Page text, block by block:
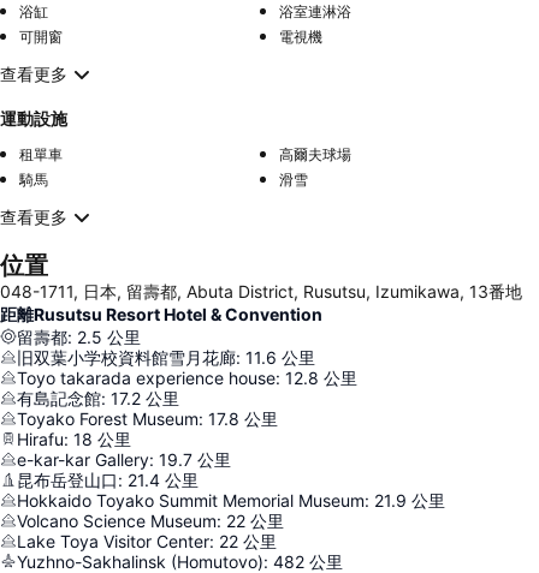
浴缸
浴室連淋浴
可開窗
電視機
查看更多
運動設施
租單車
高爾夫球場
騎馬
滑雪
查看更多
位置
048-1711, 日本, 留壽都, Abuta District, Rusutsu, Izumikawa, 13番地
距離Rusutsu Resort Hotel & Convention
留壽都: 2.5 公里
旧双葉小学校資料館雪月花廊: 11.6 公里
Toyo takarada experience house: 12.8 公里
有島記念館: 17.2 公里
Toyako Forest Museum: 17.8 公里
Hirafu: 18 公里
e-kar-kar Gallery: 19.7 公里
昆布岳登山口: 21.4 公里
Hokkaido Toyako Summit Memorial Museum: 21.9 公里
Volcano Science Museum: 22 公里
Lake Toya Visitor Center: 22 公里
Yuzhno-Sakhalinsk (Homutovo): 482 公里